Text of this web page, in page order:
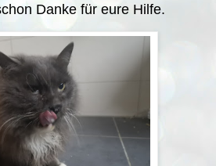
Danke für eure Hilfe.